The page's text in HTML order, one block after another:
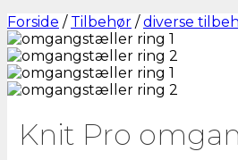
cart
Forside / Tilbehør /diverse
Knit Pro